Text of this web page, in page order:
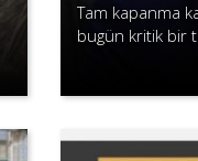
Tam kapanma
bugün kritik bir